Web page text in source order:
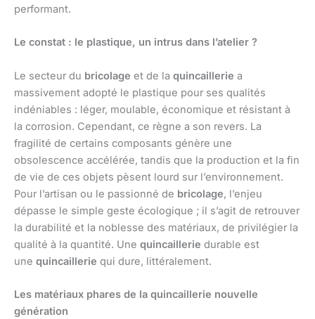
performant.
Le constat : le plastique, un intrus dans l’atelier ?
Le secteur du bricolage et de la quincaillerie a
massivement adopté le plastique pour ses qualités
indéniables : léger, moulable, économique et résistant à
la corrosion. Cependant, ce règne a son revers. La
fragilité de certains composants génère une
obsolescence accélérée, tandis que la production et la fin
de vie de ces objets pèsent lourd sur l’environnement.
Pour l’artisan ou le passionné de bricolage, l’enjeu
dépasse le simple geste écologique ; il s’agit de retrouver
la durabilité et la noblesse des matériaux, de privilégier la
qualité à la quantité. Une quincaillerie durable est
une quincaillerie qui dure, littéralement.
Les matériaux phares de la quincaillerie nouvelle
génération